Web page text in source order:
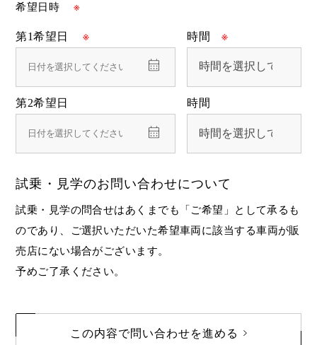
希望日時 ※
第1希望日 ※ 時間 ※
第2希望日 時間
試乗・見学のお問い合わせについて
試乗・見学の問合せはあくまでも「ご希望」として承るも
のであり、ご選択いただいた希望車両に該当する車両が販
売店にない場合がございます。
予めご了承ください。
この内容で問い合わせを進める